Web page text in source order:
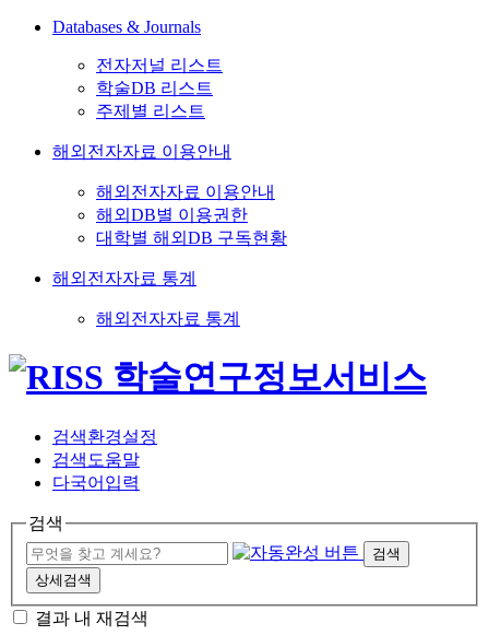
Databases & Journals
전자저널 리스트
학술DB 리스트
주제별 리스트
해외전자자료 이용안내
해외전자자료 이용안내
해외DB별 이용권한
대학별 해외DB 구독현황
해외전자자료 통계
해외전자자료 통계
검색환경설정
검색도움말
다국어입력
검색
검색
상세검색
결과 내 재검색